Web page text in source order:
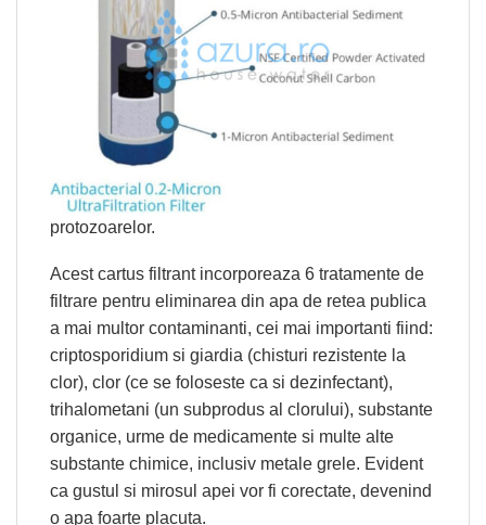
protozoarelor.
Acest cartus filtrant incorporeaza 6 tratamente de
filtrare pentru eliminarea din apa de retea publica
a mai multor contaminanti, cei mai importanti fiind:
criptosporidium si giardia (chisturi rezistente la
clor), clor (ce se foloseste ca si dezinfectant),
trihalometani (un subprodus al clorului), substante
organice, urme de medicamente si multe alte
substante chimice, inclusiv metale grele. Evident
ca gustul si mirosul apei vor fi corectate, devenind
o apa foarte placuta.